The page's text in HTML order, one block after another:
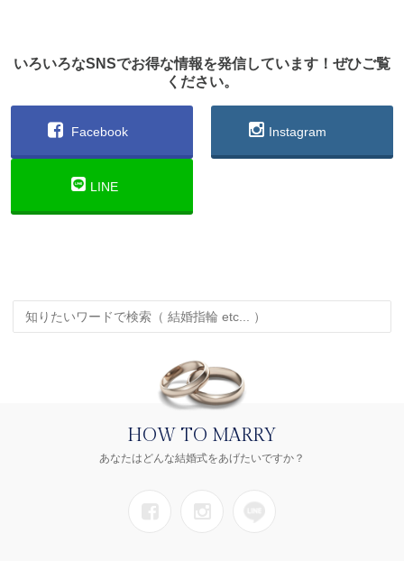
いろいろなSNSでお得な情報を発信しています！ぜひご覧
ください。
Facebook Instagram
LINE
HOW TO MARRY
あなたはどんな結婚式をあげたいですか？